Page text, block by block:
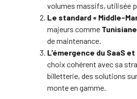
volumes massifs, utilisée
Le standard « Middle-
majeurs comme
de maintenance.
L’émergence du SaaS
choix cohérent avec sa
billetterie, des solutions
monte en gamme.